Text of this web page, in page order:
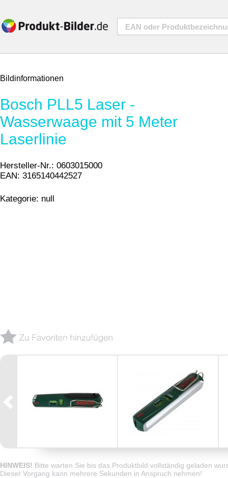
Bildinformationen
Bosch PLL5 Laser -
Wasserwaage mit 5 Meter
Laserlinie
Hersteller-Nr.: 0603015000
EAN: 3165140442527
Kategorie: null
HINWEIS! Bitte warten Sie bis das Produktbild vollständig geladen
Dieser Vorgang kann mehrere Sekunden in Anspruch nehmen!